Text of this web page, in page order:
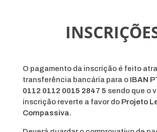
O pagamento da inscrição é feito
transferência bancária para o IBAN
0112 0112 0015 2847 5 sendo que o
inscrição reverte a favor do Projeto
Compassiva.